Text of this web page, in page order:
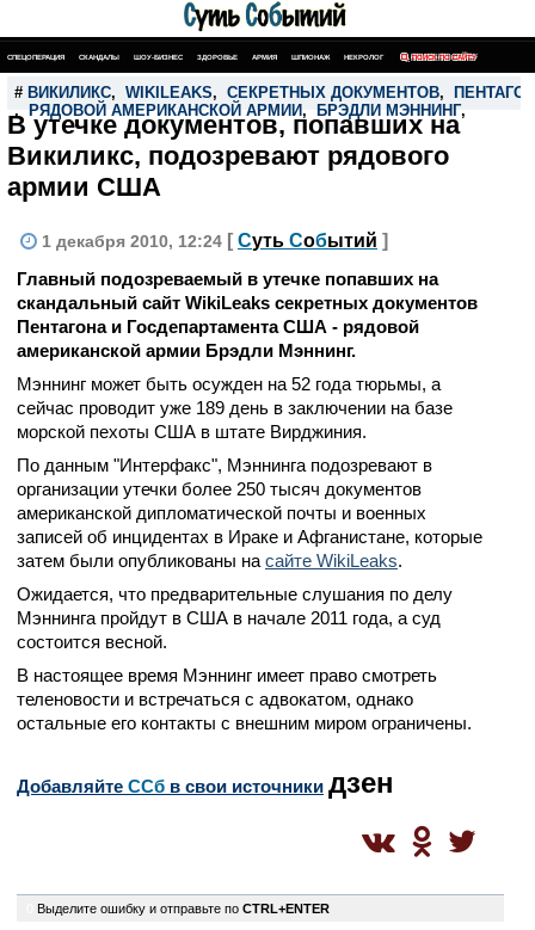
СПЕЦОПЕРАЦИЯ СКАНДАЛЫ ШОУ-БИЗНЕС ЗДОРОВЬЕ АРМИЯ ШПИОНАЖ НЕКРОЛОГ ПОИСК ПО САЙТУ
# ВИКИЛИКС, WIKILEAKS, СЕКРЕТНЫХ ДОКУМЕНТОВ,
ПЕНТАГОН
,
РЯДОВОЙ АМЕРИКАНСКОЙ АРМИИ, БРЭДЛИ МЭННИНГ,
В утечке документов, попавших на
Викиликс, подозревают рядового
армии США
1 декабря 2010, 12:24 [ Суть Событий ]
Главный подозреваемый в утечке попавших на
скандальный сайт WikiLeaks секретных документов
Пентагона и Госдепартамента США - рядовой
американской армии Брэдли Мэннинг.
Мэннинг может быть осужден на 52 года тюрьмы, а
сейчас проводит уже 189 день в заключении на базе
морской пехоты США в штате Вирджиния.
По данным "Интерфакс", Мэннинга подозревают в
организации утечки более 250 тысяч документов
американской дипломатической почты и военных
записей об инцидентах в Ираке и Афганистане, которые
затем были опубликованы на сайте WikiLeaks.
Ожидается, что предварительные слушания по делу
Мэннинга пройдут в США в начале 2011 года, а суд
состоится весной.
В настоящее время Мэннинг имеет право смотреть
теленовости и встречаться с адвокатом, однако
остальные его контакты с внешним миром ограничены.
Добавляйте CСб в свои источники дзен
Выделите ошибку и отправьте по CTRL+ENTER